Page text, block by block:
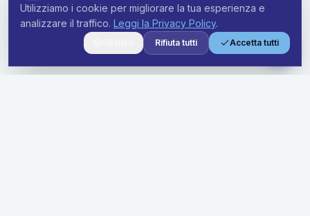
Utilizziamo i cookie per migliorare la tua esperienza e
analizzare il traffico. Leggi la Privacy Policy.
Rifiuta tutti Accetta tutti